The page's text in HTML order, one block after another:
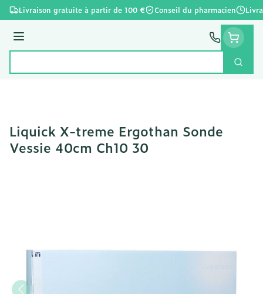
Aller au contenu
Livraison gratuite à partir de 100 € Conseil du pharmacien
Menu
Liquick X-treme Ergothan Sonde
Vessie 40cm Ch10 30